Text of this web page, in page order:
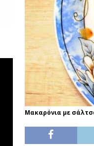
Μακαρόνια με